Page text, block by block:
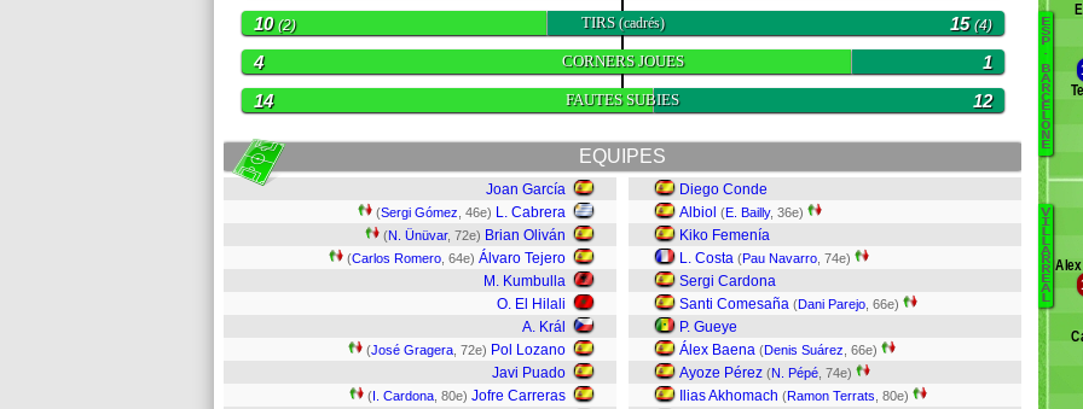
TIRS(cadrés)
10(2) 15(4)
CORNERS JOUES
4 1
FAUTES SUBIES
14 12
EQUIPES
Joan García
(Sergi Gómez , 46e) L. Cabrera
(N. Ünüvar, 72e) Brian Oliván
(Carlos Romero , 64e) Álvaro Tejero
M. Kumbulla
O. El Hilali
A. Král
(José Gragera , 72e) Pol Lozano
Javi Puado
(I. Cardona , 80e) Jofre Carreras
Diego Conde
Albiol (E. Bailly, 36e)
Kiko Femenía
L. Costa (Pau Navarro , 74e)
Sergi Cardona
Santi Comesaña (Dani Parejo , 66e)
P. Gueye
Álex Baena (Denis Suárez , 66e)
Ayoze Pérez (N. Pépé , 74e)
Ilias Akhomach (Ramon Terrats , 80e)
E
S
P
.
B
A
R
C
E
L
O
N
E
V
I
L
L
A
R
R
E
A
L